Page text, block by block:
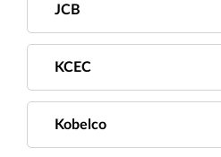
JCB
KCEC
Kobelco